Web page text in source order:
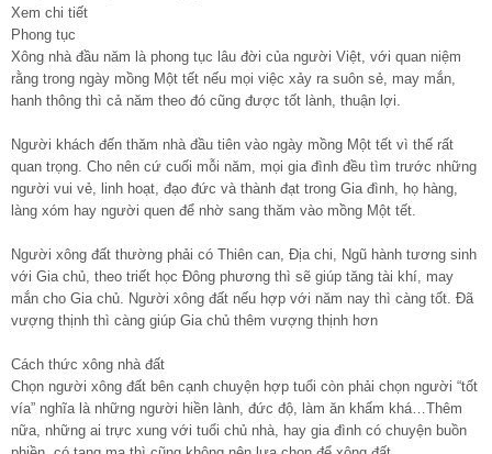
Xem chi tiết
Phong tục
Xông nhà đầu năm là phong tục lâu đời của người Việt, với quan niệm
rằng trong ngày mồng Một tết nếu mọi việc xảy ra suôn sẻ, may mắn,
hanh thông thì cả năm theo đó cũng được tốt lành, thuận lợi.
Người khách đến thăm nhà đầu tiên vào ngày mồng Một tết vì thế rất
quan trọng. Cho nên cứ cuối mỗi năm, mọi gia đình đều tìm trước những
người vui vẻ, linh hoạt, đạo đức và thành đạt trong Gia đình, họ hàng,
làng xóm hay người quen để nhờ sang thăm vào mồng Một tết.
Người xông đất thường phải có Thiên can, Địa chi, Ngũ hành tương sinh
với Gia chủ, theo triết học Đông phương thì sẽ giúp tăng tài khí, may
mắn cho Gia chủ. Người xông đất nếu hợp với năm nay thì càng tốt. Đã
vượng thịnh thì càng giúp Gia chủ thêm vượng thịnh hơn
Cách thức xông nhà đất
Chọn người xông đất bên cạnh chuyện hợp tuổi còn phải chọn người “tốt
vía” nghĩa là những người hiền lành, đức độ, làm ăn khấm khá…Thêm
nữa, những ai trực xung với tuổi chủ nhà, hay gia đình có chuyện buồn